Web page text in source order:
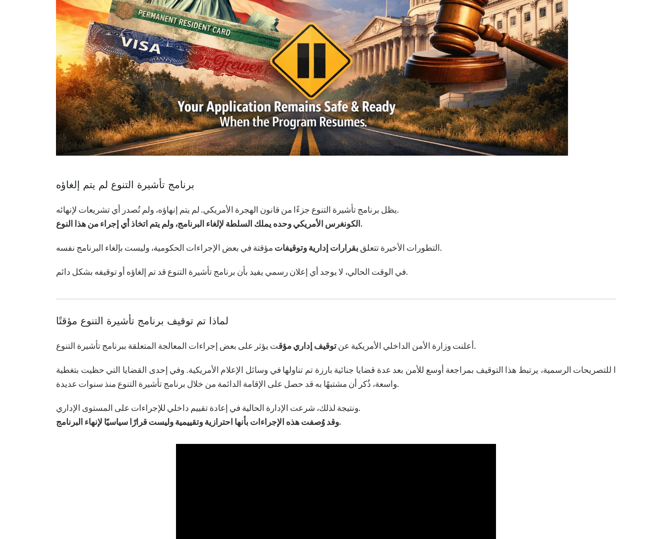
برنامج تأشيرة التنوع لم يتم إلغاؤه
يظل برنامج تأشيرة التنوع جزءًا من قانون الهجرة الأمريكي. لم يتم إنهاؤه، ولم تُصدر أي تشريعات لإنهائه.
الكونغرس الأمريكي وحده يملك السلطة لإلغاء البرنامج، ولم يتم اتخاذ أي إجراء من هذا النوع.
التطورات الأخيرة تتعلق بقرارات إدارية وتوقيفات مؤقتة في بعض الإجراءات الحكومية، وليست بإلغاء البرنامج نفسه.
في الوقت الحالي، لا يوجد أي إعلان رسمي يفيد بأن برنامج تأشيرة التنوع قد تم إلغاؤه أو توقيفه بشكل دائم.
لماذا تم توقيف برنامج تأشيرة التنوع مؤقتًا
أعلنت وزارة الأمن الداخلي الأمريكية عنتوقيف إداري مؤق ت يؤثر على بعض إجراءات المعالجة المتعلقة ببرنامج تأشيرة التنوع.
ا للتصريحات الرسمية، يرتبط هذا التوقيف بمراجعة أوسع للأمن بعد عدة قضايا جنائية بارزة تم تناولها في وسائل الإعلام الأمريكية. وفي إحدى القضايا التي حظيت بتغطية
واسعة، ذُكر أن مشتبهًا به قد حصل على الإقامة الدائمة من خلال برنامج تأشيرة التنوع منذ سنوات عديدة.
ونتيجة لذلك، شرعت الإدارة الحالية في إعادة تقييم داخلي للإجراءات على المستوى الإداري.
وقد وُصفت هذه الإجراءات بأنها احترازية وتقييمية وليست قرارًا سياسيًا لإنهاء البرنامج.